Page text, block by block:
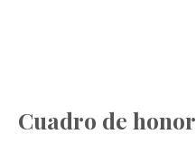
Cuadro de honor